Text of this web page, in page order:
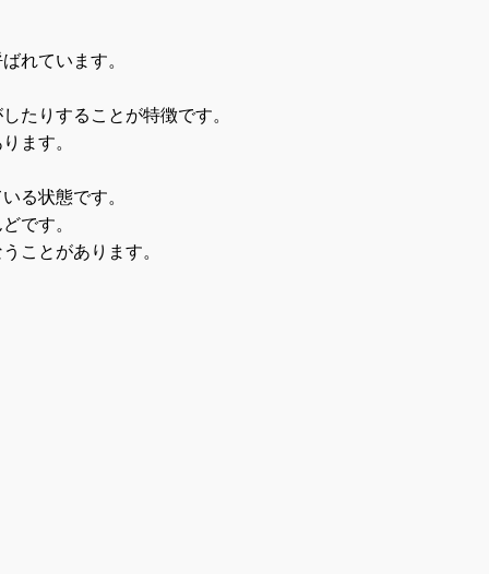
れています。
たりすることが特徴です。
ます。
る状態です。
です。
ことがあります。